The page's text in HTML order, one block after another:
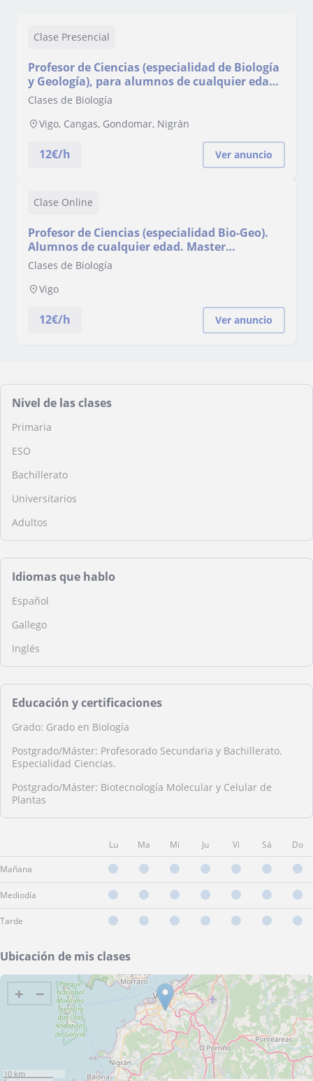
Clase Presencial
Profesor de Ciencias (especialidad de Biología
y Geología), para alumnos de cualquier edad,
niños o adultos, adaptable al nivel y
necesidades concretas de cada uno. Con
Máster en Biotecnología, publicaciones
medioam
Clases de Biología
Vigo, Cangas, Gondomar, Nigrán
12€/h Ver anuncio
Clase Online
Profesor de Ciencias (especialidad Bio-Geo).
Alumnos de cualquier edad. Master
Biotecnología y experiencia educador
medioambiental
Clases de Biología
Vigo
12€/h Ver anuncio
Nivel de las clases
Primaria
ESO
Bachillerato
Universitarios
Adultos
Idiomas que hablo
Español
Gallego
Inglés
Educación y certificaciones
Grado: Grado en Biología
Postgrado/Máster: Profesorado Secundaria y Bachillerato.
Especialidad Ciencias.
Postgrado/Máster: Biotecnología Molecular y Celular de
Plantas
Lu Ma Mi Ju Vi Sá Do
Mañana
Mediodía
Tarde
Ubicación de mis clases
+ −
10 km